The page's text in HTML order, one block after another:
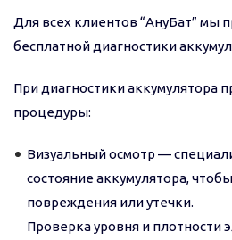
Для всех клиентов “АнуБат” мы
бесплатной диагностики
При диагностики аккумулятора
процедуры:
Визуальный осмотр —
состояние аккумулятора,
повреждения или утечки.
Проверка уровня и плотности